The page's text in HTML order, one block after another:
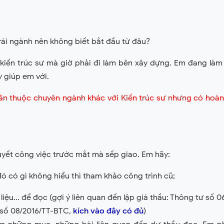
ngành nên không biết bắt đầu từ đâu?
trúc sư mà giờ phải đi làm bên xây dựng. Em đang
giúp em với.
thuộc chuyên ngành khác với Kiến trúc sư nhưng có
công việc trước mắt mà sếp giao. Em hãy:
có gì không hiểu thì tham khảo công trình cũ;
để đọc (gợi ý liên quan đến lập giá thầu: Thông tư số
08/2016/TT-BTC, kích vào đây có đủ)